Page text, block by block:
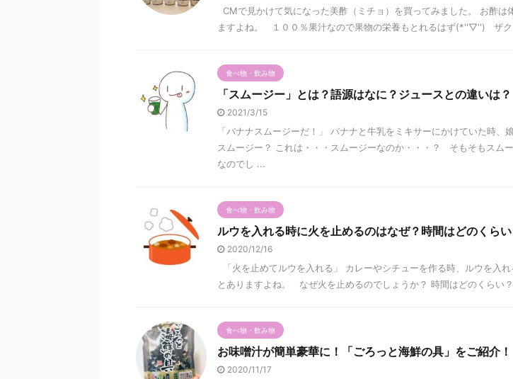
CMで見かけて気になった美酢（ミチョ）を買ってみました。 お酢は
ますよね。 １００％果汁なので果物の栄養もとれるはず(*''▽'') ザク
食べ物・飲み物
「スムージー」とは？語源はなに？ジュースとの違いは？
2021/3/15
「バナナスムージーだ！」 バナナと牛乳をミキサーにかけていた時、
スムージー？ これは・・・スムージーなのか・・・？ そもそもスム
なのでし ...
食べ物・飲み物
ルウを入れる時に火を止めるのはなぜ？時間はどのくらい
2020/12/16
「火を止めてルウを入れる」 カレーやシチューを作る時、ルウを入
とありますよね。 なぜ火を止めるのでしょうか？ 時間はどのくらい
食べ物・飲み物
お味噌汁が簡単豪華に！「ごろっと海鮮の具」をご紹介！
2020/11/17